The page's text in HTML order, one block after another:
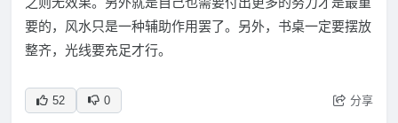
要的，风水只是一种辅助作用罢了。另外，书桌一定要摆放
整齐，光线要充足才行。
52 0 分享